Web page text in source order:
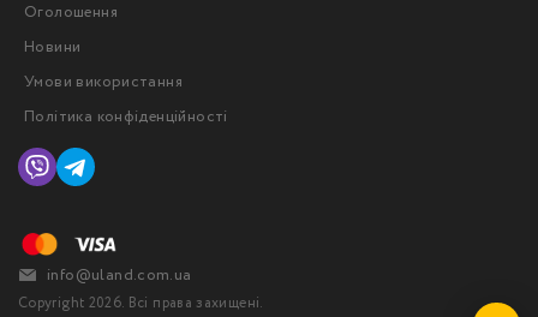
Copyright 2026. Всі права захищені.
Оголошення
Новини
Умови використання
Політика конфіденційності
info@uland.com.ua